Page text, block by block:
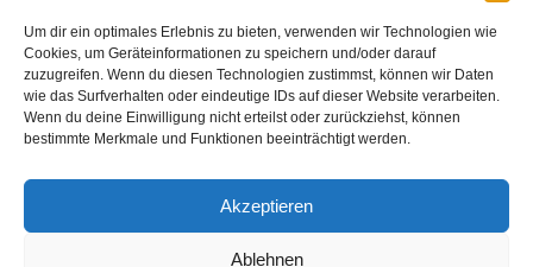
Um dir ein optimales Erlebnis zu bieten, verwenden wir Technologien wie
Cookies, um Geräteinformationen zu speichern und/oder darauf
zuzugreifen. Wenn du diesen Technologien zustimmst, können wir Daten
wie das Surfverhalten oder eindeutige IDs auf dieser Website verarbeiten.
Wenn du deine Einwilligung nicht erteilst oder zurückziehst, können
bestimmte Merkmale und Funktionen beeinträchtigt werden.
Akzeptieren
Ablehnen
Festivali yapıldı
Yabancılar Haftası
donduruldu
Wiedenbrück’e açtı
Bakım Sigortası
Danışmanlığı Yapıyoruz
sistemi ile çalışıyor